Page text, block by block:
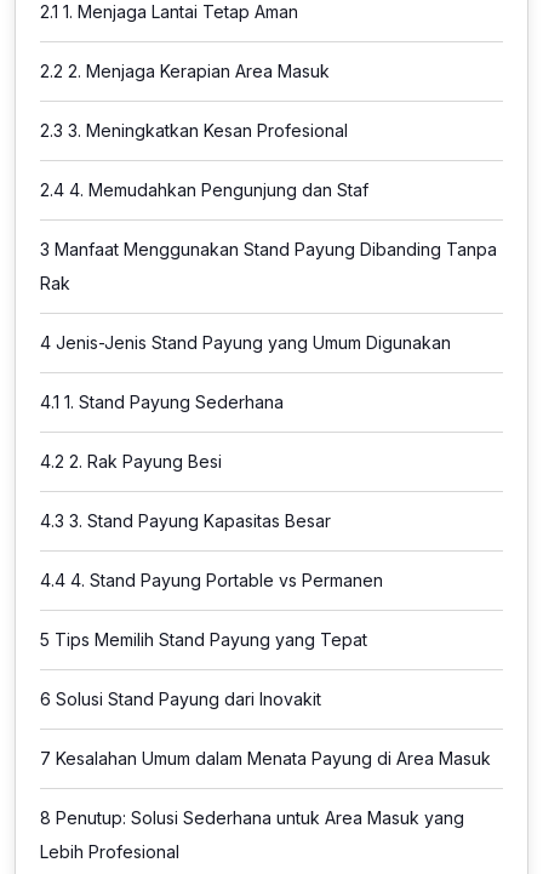
2.1 1. Menjaga Lantai Tetap Aman
2.2 2. Menjaga Kerapian Area Masuk
2.3 3. Meningkatkan Kesan Profesional
2.4 4. Memudahkan Pengunjung dan Staf
3 Manfaat Menggunakan Stand Payung Dibanding Tanpa
Rak
4 Jenis-Jenis Stand Payung yang Umum Digunakan
4.1 1. Stand Payung Sederhana
4.2 2. Rak Payung Besi
4.3 3. Stand Payung Kapasitas Besar
4.4 4. Stand Payung Portable vs Permanen
5 Tips Memilih Stand Payung yang Tepat
6 Solusi Stand Payung dari Inovakit
7 Kesalahan Umum dalam Menata Payung di Area Masuk
8 Penutup: Solusi Sederhana untuk Area Masuk yang
Lebih Profesional